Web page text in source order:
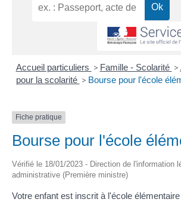
Accueil particuliers > Famille - Scolarité >
pour la scolarité > Bourse pour l'école
Fiche pratique
Bourse pour l'école
Vérifié le 18/01/2023 - Direction de l'information
administrative (Première ministre)
Votre enfant est inscrit à l'école